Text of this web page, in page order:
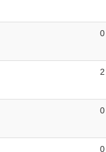
0
2
0
0